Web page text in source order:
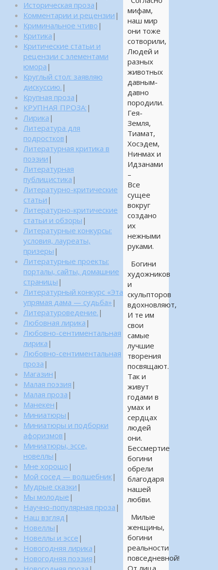
мифам,
наш мир
они тоже
сотворили,
Людей и
разных
животных
давным-
давно
породили.
Гея-
Земля,
Тиамат,
Хосэдем,
Нинмах и
Идзанами
–
Все
сущее
вокруг
создано
их
нежными
руками.
Богини
художников
и
скульпторов
вдохновляют,
И те им
свои
самые
лучшие
творения
посвящают.
Так и
живут
годами в
умах и
сердцах
людей
они.
Бессмертие
богини
обрели
благодаря
нашей
любви.
Милые
женщины,
богини
реальности
повседневной!
Историческая проза |
Комментарии и рецензии |
Криминальное чтиво |
Критика |
Критические статьи и
рецензии с элементами
юмора |
Круглый стол: заявляю
дискуссию. |
Крупная проза |
КРУПНАЯ ПРОЗА: |
Лирика |
Литература для
подростков |
Литературная критика в
поэзии |
Литературная
публицистика |
Литературно-критические
статьи |
Литературно-критические
статьи и обзоры |
Литературные конкурсы:
условия, лауреаты,
призеры |
Литературные проекты:
порталы, сайты, домашние
страницы |
Литературный конкурс «Эта
упрямая дама — судьба» |
Литературоведение. |
Любовная лирика |
Любовно-сентиментальная
лирика |
Любовно-сентиментальная
проза |
Магазин |
Малая поэзия |
Малая проза |
Манекен |
Миниатюры |
Миниатюры и подборки
афоризмов |
Миниатюры, эссе,
новеллы |
Мне хорошо |
Мой сосед — волшебник|
Мудрые сказки |
Мы молодые |
Научно-популярная проза |
Наш взгляд |
Новеллы |
Новеллы и эссе |
Новогодняя лирика |
Новогодняя поэзия |